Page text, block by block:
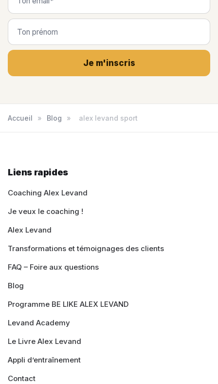
Je m'inscris
Accueil » Blog » alex levand sport
Liens rapides
Coaching Alex Levand
Je veux le coaching !
Alex Levand
Transformations et témoignages des clients
FAQ – Foire aux questions
Blog
Programme BE LIKE ALEX LEVAND
Levand Academy
Le Livre Alex Levand
Appli d’entraînement
Contact